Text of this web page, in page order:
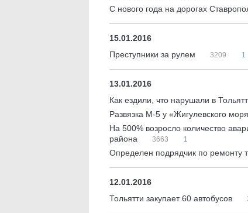
С нового года на дорогах
15.01.2016
Преступники за рулем
3209 1
13.01.2016
Как ездили, что нарушали в
Развязка М-5 у «Жигулевского
На 500% возросло количество
района
3663 1
Определен подрядчик по ремонту
12.01.2016
Тольятти закупает 60 автобусов